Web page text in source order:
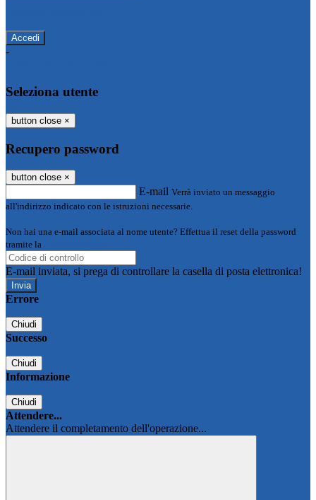
-
Seleziona utente
button close ×
Recupero password
button close ×
E-mail Verrà inviato un messaggio
all'indirizzo indicato con le istruzioni necessarie.
Non hai una e-mail associata al nome utente? Effettua il reset della password
tramite la
E-mail inviata, si prega di controllare la casella di posta elettronica!
Errore
Chiudi
Successo
Chiudi
Informazione
Chiudi
Attendere...
Attendere il completamento dell'operazione...